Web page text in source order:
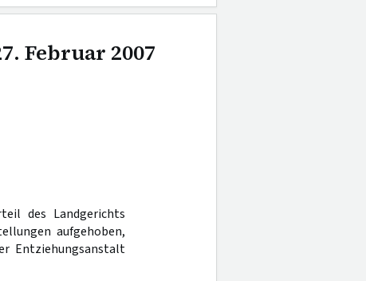
Februar 2007
des Landgerichts
aufgehoben,
Entziehungsanstalt